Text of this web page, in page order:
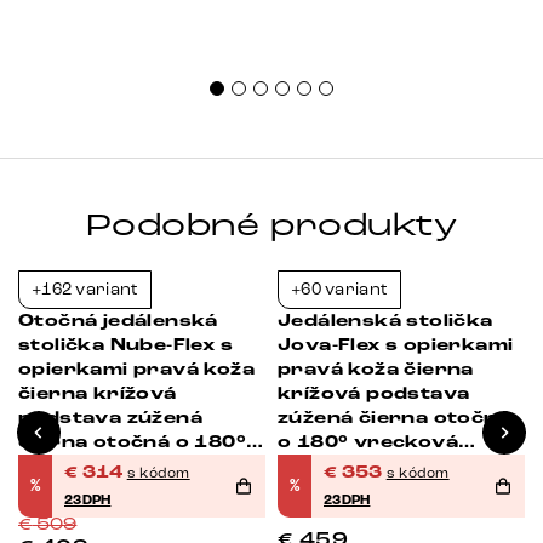
Podobné produkty
+162 variant
Otočná jedálenská
stolička Nube-Flex s
opierkami pravá koža
čierna krížová
podstava zúžená
čierna otočná o 180°
vrecková pružina
%
€ 314 s kódom
23DPH
€509
+60 variant
Jedálenská stolička
Jova-Flex s opierkami
pravá koža čierna
krížová podstava
zúžená čierna otočný
o 180° vrecková
pružina
%
€ 353 s kódom
23DPH